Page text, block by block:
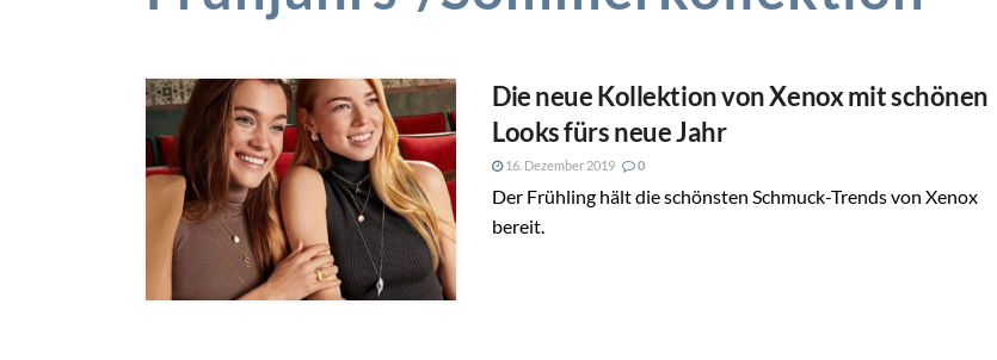
Die neue Kollektion von Xenox mit schönen
Looks fürs neue Jahr
16. Dezember 2019 0
Der Frühling hält die schönsten Schmuck-Trends von Xenox
bereit.